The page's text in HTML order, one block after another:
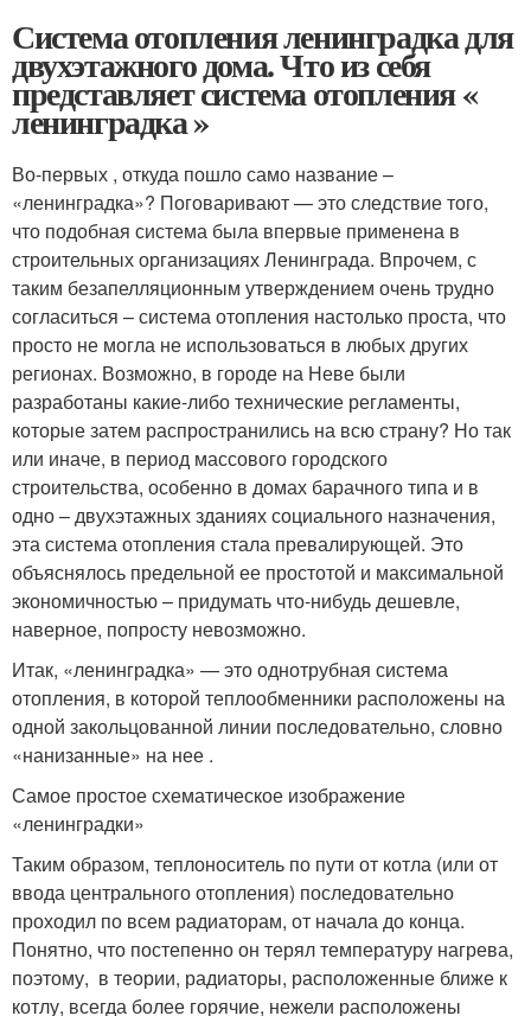
Система отопления ленинградка для
двухэтажного дома. Что из себя
представляет система отопления «
ленинградка »
Во-первых , откуда пошло само название –
«ленинградка»? Поговаривают — это следствие того,
что подобная система была впервые применена в
строительных организациях Ленинграда. Впрочем, с
таким безапелляционным утверждением очень трудно
согласиться – система отопления настолько проста, что
просто не могла не использоваться в любых других
регионах. Возможно, в городе на Неве были
разработаны какие-либо технические регламенты,
которые затем распространились на всю страну? Но так
или иначе, в период массового городского
строительства, особенно в домах барачного типа и в
одно – двухэтажных зданиях социального назначения,
эта система отопления стала превалирующей. Это
объяснялось предельной ее простотой и максимальной
экономичностью – придумать что-нибудь дешевле,
наверное, попросту невозможно.
Итак, «ленинградка» — это однотрубная система
отопления, в которой теплообменники расположены на
одной закольцованной линии последовательно, словно
«нанизанные» на нее .
Самое простое схематическое изображение
«ленинградки»
Таким образом, теплоноситель по пути от котла (или от
ввода центрального отопления) последовательно
проходил по всем радиаторам, от начала до конца.
Понятно, что постепенно он терял температуру нагрева,
поэтому, в теории, радиаторы, расположенные ближе к
котлу, всегда более горячие, нежели расположены